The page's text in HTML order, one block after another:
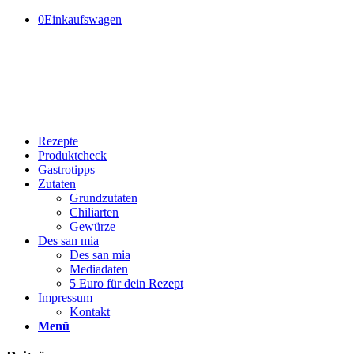
0Einkaufswagen
Rezepte
Produktcheck
Gastrotipps
Zutaten
Grundzutaten
Chiliarten
Gewürze
Des san mia
Des san mia
Mediadaten
5 Euro für dein Rezept
Impressum
Kontakt
Menü